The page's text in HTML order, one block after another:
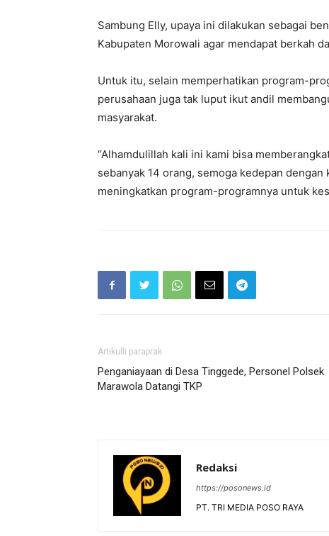
Sambung Elly, upaya ini dilakukan sebagai
Kabupaten Morowali agar mendapat berkah
Untuk itu, selain memperhatikan program-
perusahaan juga tak luput ikut andil
masyarakat.
“Alhamdulillah kali ini kami bisa
sebanyak 14 orang, semoga kedepan
meningkatkan program-programnya untuk
Artikulli paraprak
Penganiayaan di Desa Tinggede, Personel Polsek
Marawola Datangi TKP
Redaksi
https://posonews.id
PT. TRI MEDIA POSO RAYA